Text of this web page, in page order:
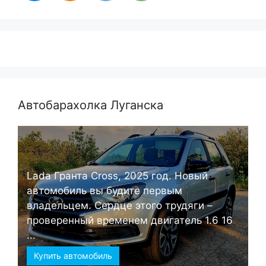
Автобарахолка Луганска
Lada Гранта Cross, 2025 год. Новый
автомобиль вы будите первым
владельцем. Сердце этого трудяги –
проверенный временем двигатель 1.6 16
...
Купить автомобиль